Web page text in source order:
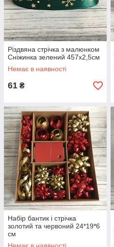
Різдвяна стрічка з малюнком
Сніжинка зелений 457х2,5см
Немає в наявності
61 ₴
Набір бантик і стрічка
золотий та червоний 24*19*6
см